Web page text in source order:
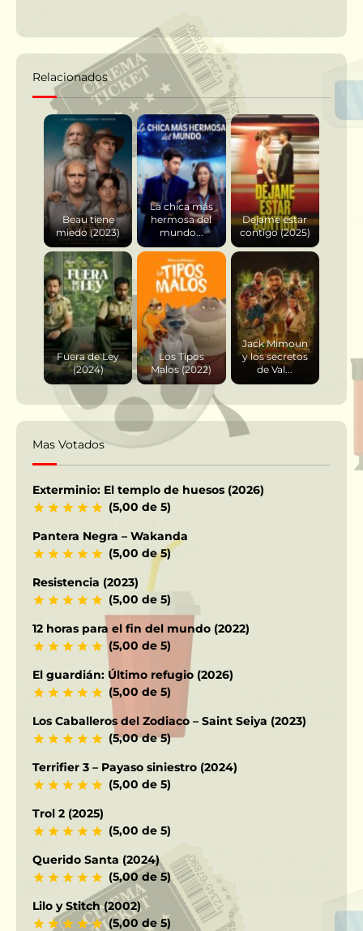
Relacionados
Beau tiene
miedo (2023)
La chica más
hermosa del
mundo...
Dejame estar
contigo (2025)
Fuera de Ley
(2024)
Los Tipos
Malos (2022)
Jack Mimoun
y los secretos
de Val...
Mas Votados
Exterminio: El templo de huesos (2026)
(5,00 de 5)
Pantera Negra – Wakanda
(5,00 de 5)
Resistencia (2023)
(5,00 de 5)
12 horas para el fin del mundo (2022)
(5,00 de 5)
El guardián: Último refugio (2026)
(5,00 de 5)
Los Caballeros del Zodiaco – Saint Seiya (2023)
(5,00 de 5)
Terrifier 3 – Payaso siniestro (2024)
(5,00 de 5)
Trol 2 (2025)
(5,00 de 5)
Querido Santa (2024)
(5,00 de 5)
Lilo y Stitch (2002)
(5,00 de 5)